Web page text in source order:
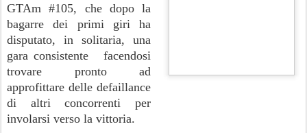
GTAm #105, che dopo la
bagarre dei primi giri ha
disputato, in solitaria, una
gara consistente facendosi
trovare pronto ad
approfittare delle defaillance
di altri concorrenti per
involarsi verso la vittoria.